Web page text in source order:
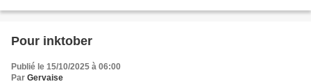
Pour inktober
Publié le 15/10/2025 à 06:00
Par Gervaise